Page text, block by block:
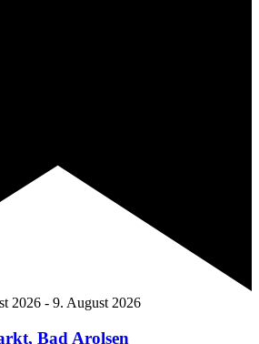
2026 - 9. August 2026
Bad Arolsen